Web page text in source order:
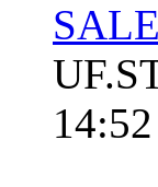
14:52